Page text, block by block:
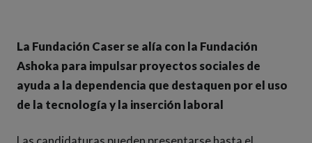
La Fundación Caser se alía con la Fundación
Ashoka para impulsar proyectos sociales de
ayuda a la dependencia que destaquen por el uso
de la tecnología y la inserción laboral